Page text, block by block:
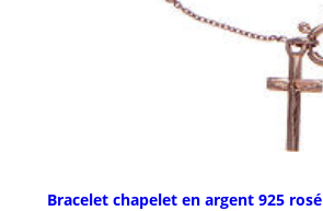
Bracelet chapelet en argent 925 rosé